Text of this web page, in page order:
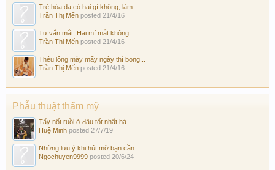
Trẻ hóa da có hại gì không, làm...
Trần Thị Mến posted 21/4/16
Tư vấn mắt: Hai mí mắt không...
Trần Thị Mến posted 21/4/16
Thêu lông mày mấy ngày thì bong...
Trần Thị Mến posted 21/4/16
Phẫu thuật thẩm mỹ
Tẩy nốt ruồi ở đâu tốt nhất hà...
Huệ Minh posted 27/7/19
Những lưu ý khi hút mỡ bạn cần...
Ngochuyen9999 posted 20/6/24